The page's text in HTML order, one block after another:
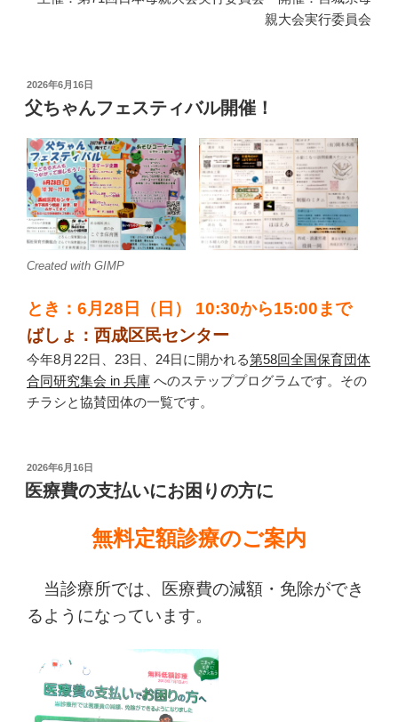
親大会実行委員会
投
稿
日:
2026年6月16日
父ちゃんフェスティバル開催！
Created with GIMP
とき：6月28日（日） 10:30から15:00まで
ばしょ：西成区民センター
今年8月22日、23日、24日に開かれる第58回全国保育団体
合同研究集会 in 兵庫 へのステッププログラムです。その
チラシと協賛団体の一覧です。
投
稿
日:
2026年6月16日
医療費の支払いにお困りの方に
無料定額診療のご案内
当診療所では、医療費の減額・免除ができ
るようになっています。